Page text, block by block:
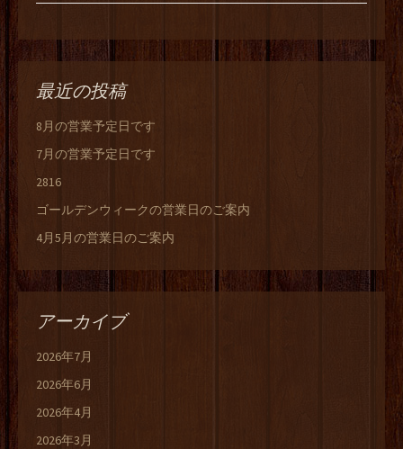
最近の投稿
8月の営業予定日です
7月の営業予定日です
2816
ゴールデンウィークの営業日のご案内
4月5月の営業日のご案内
アーカイブ
2026年7月
2026年6月
2026年4月
2026年3月